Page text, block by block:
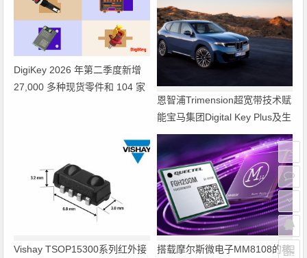
DigiKey 2026 年第二季度新增
27,000 多种现货零件和 104 家
恩智浦Trimension超宽带技术赋
能宝马集团Digital Key Plus及生
命体存在检测功能
Vishay TSOP15300系列红外接 搭载摩尔斯微电子MM8108的移